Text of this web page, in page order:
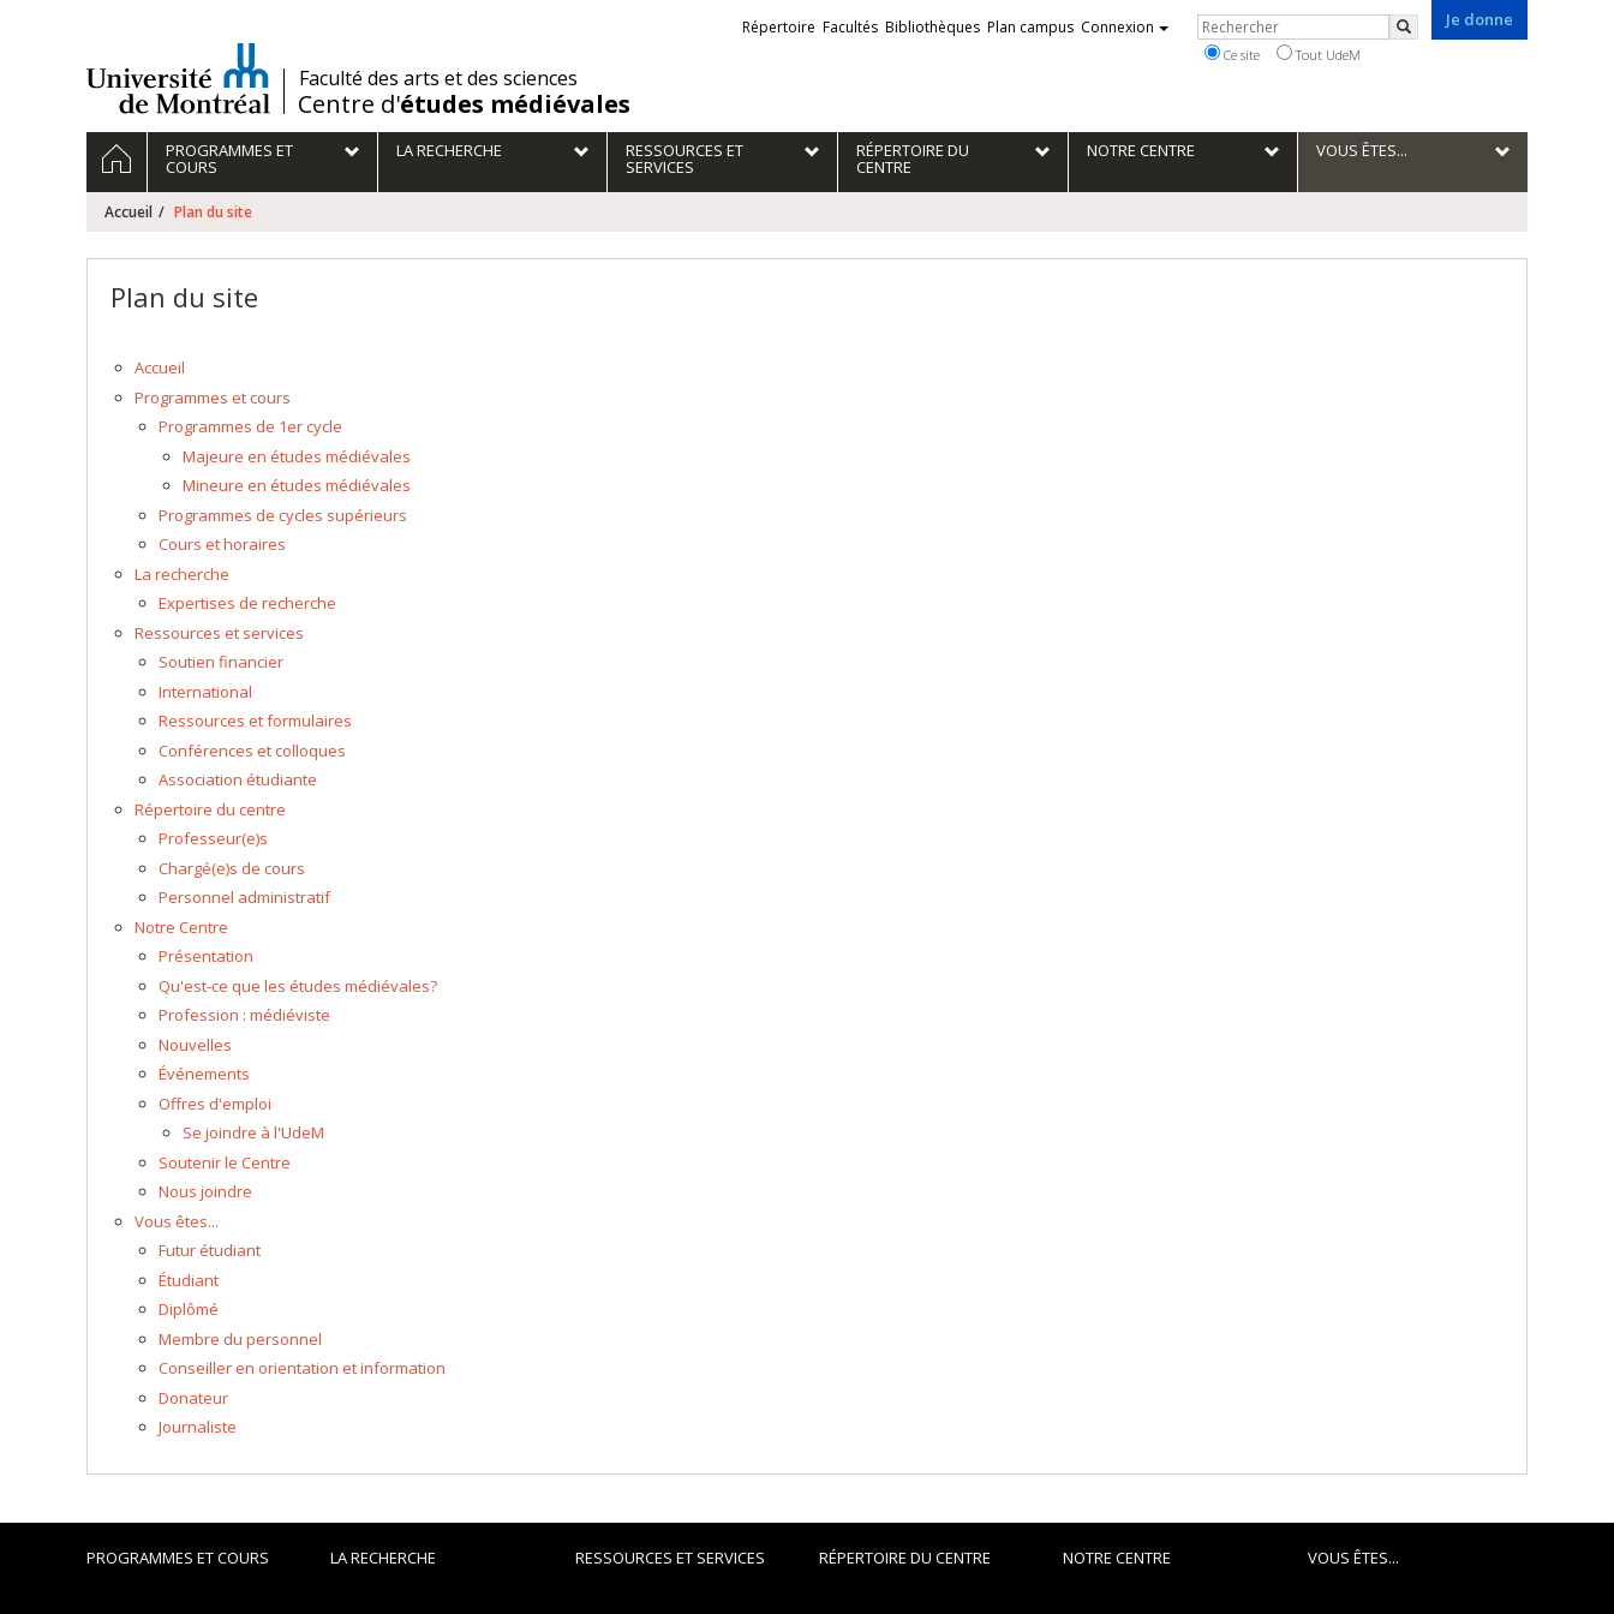
/Faculté des arts et des sciences
Centre d'études médiévales
Je donne
Liens
externes
Répertoire Facultés Bibliothèques Plan campus Connexion Rechercher
Rechercher
Ce site Tout UdeM
Navigation
principale
ACCUEILPROGRAMMES ET
COURS
LA RECHERCHE RESSOURCES ET
SERVICES
RÉPERTOIRE DU
CENTRE
NOTRE CENTRE VOUS ÊTES...
Accueil Plan du site
Plan du site
Accueil
Programmes et cours
Programmes de 1er cycle
Majeure en études médiévales
Mineure en études médiévales
Programmes de cycles supérieurs
Cours et horaires
La recherche
Expertises de recherche
Ressources et services
Soutien financier
International
Ressources et formulaires
Conférences et colloques
Association étudiante
Répertoire du centre
Professeur(e)s
Chargé(e)s de cours
Personnel administratif
Notre Centre
Présentation
Qu'est-ce que les études médiévales?
Profession : médiéviste
Nouvelles
Événements
Offres d'emploi
Se joindre à l'UdeM
Soutenir le Centre
Nous joindre
Vous êtes...
Futur étudiant
Étudiant
Diplômé
Membre du personnel
Conseiller en orientation et information
Donateur
Journaliste
PROGRAMMES ET COURS LA RECHERCHE RESSOURCES ET SERVICES RÉPERTOIRE DU CENTRE NOTRE CENTRE VOUS ÊTES...